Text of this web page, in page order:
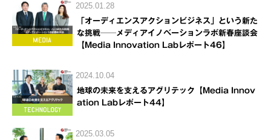
2025.01.28
「オーディエンスアクションビジネス」という新た
な挑戦──メディアイノベーションラボ新春座談会
【Media Innovation Labレポート46】
2024.10.04
地球の未来を支えるアグリテック【Media Innov
ation Labレポート44】
2025.03.05